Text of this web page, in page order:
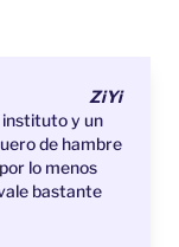
ZiYi
instituto y un
de hambre
lo menos
bastante